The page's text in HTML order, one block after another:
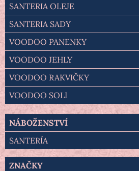
SANTERIA OLEJE
SANTERIA SADY
VOODOO PANENKY
VOODOO JEHLY
VOODOO RAKVIČKY
VOODOO SOLI
NÁBOŽENSTVÍ
SANTERÍA
ZNAČKY